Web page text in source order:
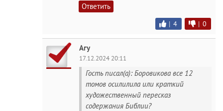
Ответить
| 4 | 0
Агу
17.12.2024 20:11
Гость писал(а): Боровикова все 12
томов осилилила или краткий
художественный пересказ
содержания Библии?